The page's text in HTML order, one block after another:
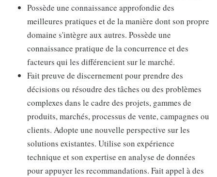
Possède une connaissance approfondie des
meilleures pratiques et de la manière dont son propre
domaine s'intègre aux autres. Possède une
connaissance pratique de la concurrence et des
facteurs qui les différencient sur le marché.
Fait preuve de discernement pour prendre des
décisions ou résoudre des tâches ou des problèmes
complexes dans le cadre des projets, gammes de
produits, marchés, processus de vente, campagnes ou
clients. Adopte une nouvelle perspective sur les
solutions existantes. Utilise son expérience
technique et son expertise en analyse de données
pour appuyer les recommandations. Fait appel à des